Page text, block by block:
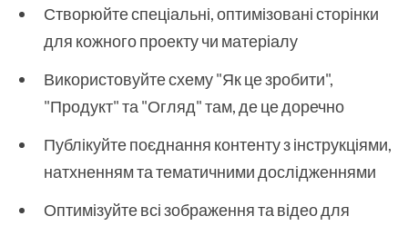
Створюйте спеціальні, оптимізовані сторінки
для кожного проекту чи матеріалу
Використовуйте схему "Як це зробити",
"Продукт" та "Огляд" там, де це доречно
Публікуйте поєднання контенту з інструкціями,
натхненням та тематичними дослідженнями
Оптимізуйте всі зображення та відео для